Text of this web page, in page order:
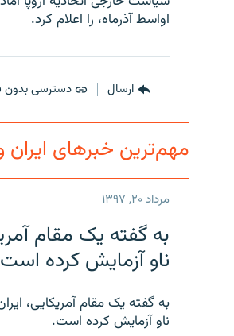
اواسط آذرماه، را اعلام کرد.
ارسال دسترسی بدون
مهم‌ترین خبرهای
مرداد ۲۰, ۱۳۹۷
به گفته یک مقام
ناو آزمایش کرده است
به گفته یک مقام آمریکایی،
ناو آزمایش کرده است.